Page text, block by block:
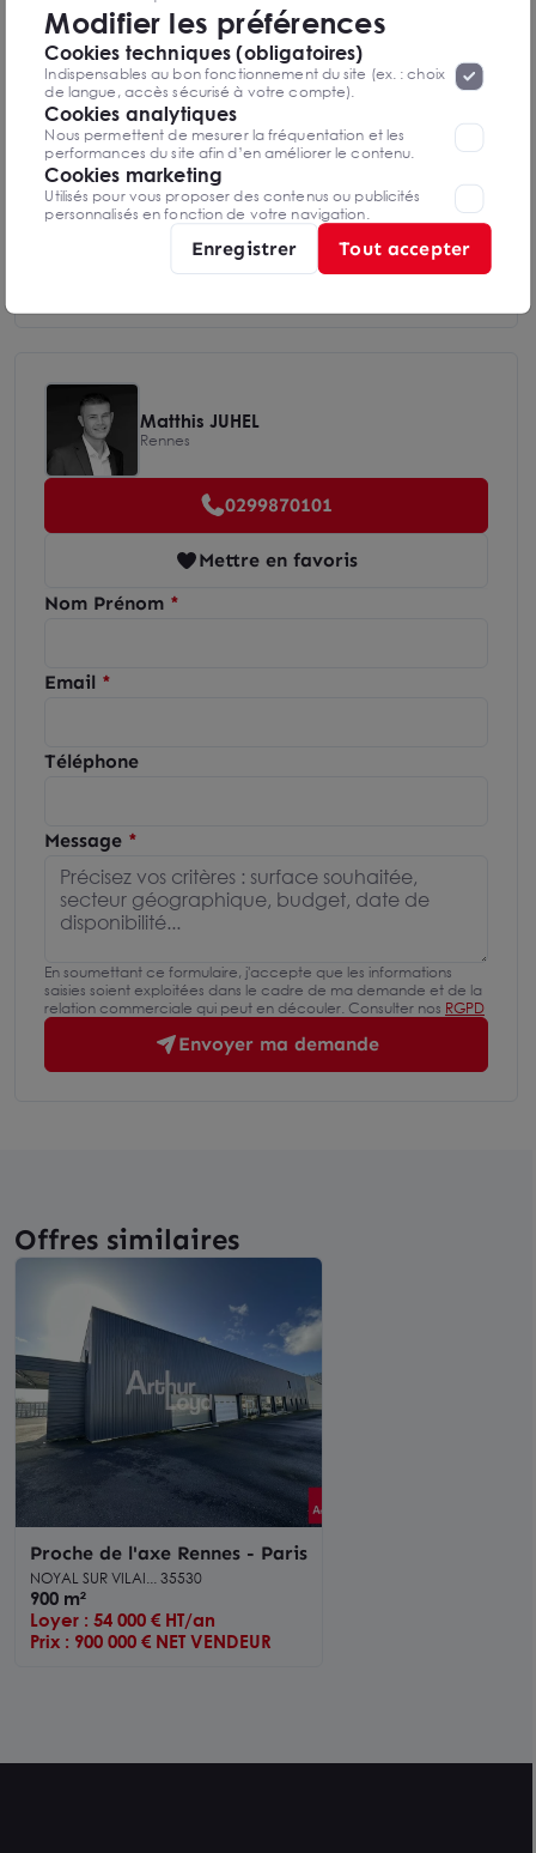
Diagnostics DPE en cours de réalisation
Indice d'émission de gaz à effet de serre
Matthis JUHEL
Rennes
0299870101
Mettre en favoris
Nom Prénom
Email
Téléphone
Message
En soumettant ce formulaire, j'accepte que les informations
saisies soient exploitées dans le cadre de ma demande et de la
relation commerciale qui peut en découler. Consulter nos RGPD
Envoyer ma demande
Offres similaires
Proche de l'axe Rennes - Paris
NOYAL SUR VILAI... 35530
900 m²
Loyer : 54 000 € HT/an
Prix : 900 000 € NET VENDEUR
seront déposés. Pour plus d’informations, vous pouvez consulter
la page«Protection des données à caractère
personnel ».Lorsque vous naviguez sur notre site internet, il
peut être amenée à déposer des cookies. Vous avez la
possibilité de désactiver les cookies, ces réglages ne seront
valables que sur le navigateur que vous utilisez actuellement
Modifier les préférences
Cookies techniques (obligatoires)
Indispensables au bon fonctionnement du site (ex. : choix
de langue, accès sécurisé à votre compte).
Cookies analytiques
Nous permettent de mesurer la fréquentation et les
performances du site afin d’en améliorer le contenu.
Cookies marketing
Utilisés pour vous proposer des contenus ou publicités
personnalisés en fonction de votre navigation.
Enregistrer Tout accepter